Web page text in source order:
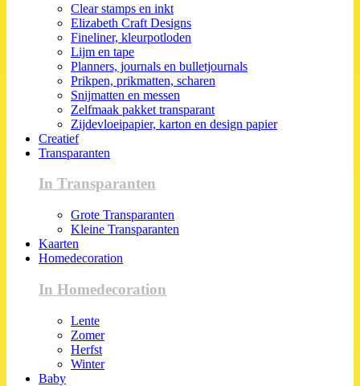
Clear stamps en inkt
Elizabeth Craft Designs
Fineliner, kleurpotloden
Lijm en tape
Planners, journals en bulletjournals
Prikpen, prikmatten, scharen
Snijmatten en messen
Zelfmaak pakket transparant
Zijdevloeipapier, karton en design papier
Creatief
Transparanten
In Transparanten
Grote Transparanten
Kleine Transparanten
Kaarten
Homedecoration
In Homedecoration
Lente
Zomer
Herfst
Winter
Baby